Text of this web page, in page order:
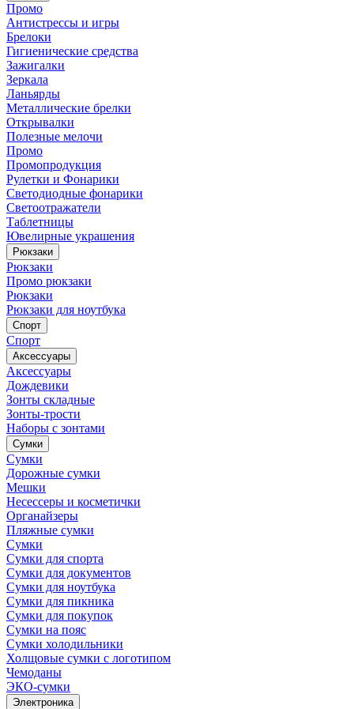
Промо
Антистрессы и игры
Брелоки
Гигиенические средства
Зажигалки
Зеркала
Ланьярды
Металлические брелки
Открывалки
Полезные мелочи
Промо
Промопродукция
Рулетки и Фонарики
Светодиодные фонарики
Светоотражатели
Таблетницы
Ювелирные украшения
Рюкзаки
Рюкзаки
Промо рюкзаки
Рюкзаки
Рюкзаки для ноутбука
Спорт
Спорт
Аксессуары
Аксессуары
Дождевики
Зонты складные
Зонты-трости
Наборы с зонтами
Сумки
Сумки
Дорожные сумки
Мешки
Несессеры и косметички
Органайзеры
Пляжные сумки
Сумки
Сумки для спорта
Сумки для документов
Сумки для ноутбука
Сумки для пикника
Сумки для покупок
Сумки на пояс
Сумки холодильники
Холщовые сумки с логотипом
Чемоданы
ЭКО-сумки
Электроника